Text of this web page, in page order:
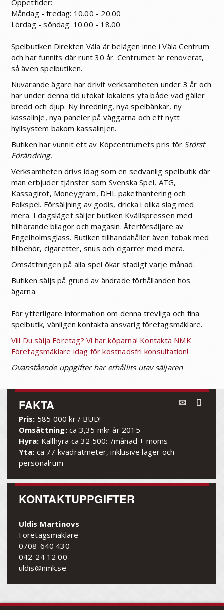
Öppettider:
Måndag - fredag: 10.00 - 20.00
Lördag - söndag: 10.00 - 18.00
Spelbutiken Direkten Väla är belägen inne i Väla Centrum
och har funnits där runt 30 år. Centrumet är renoverat,
så även spelbutiken.
Nuvarande ägare har drivit verksamheten under 3 år och
har under denna tid utökat lokalens yta både vad gäller
bredd och djup. Ny inredning, nya spelbänkar, ny
kassalinje, nya paneler på väggarna och ett nytt
hyllsystem bakom kassalinjen.
Butiken har vunnit ett av Köpcentrumets pris för Störst
Förändring.
Verksamheten drivs idag som en sedvanlig spelbutik där
man erbjuder tjänster som Svenska Spel, ATG,
Kassagirot, Moneygram, DHL pakethantering och
Folkspel. Försäljning av godis, dricka i olika slag med
mera. I dagsläget säljer butiken Kvällspressen med
tillhörande bilagor och magasin. Återförsäljare av
Engelholmsglass. Butiken tillhandahåller även tobak med
tillbehör, cigaretter, snus och cigarrer med mera.
Omsättningen på alla spel ökar stadigt varje månad.
Butiken säljs på grund av ändrade förhållanden hos
ägarna.
För ytterligare information om denna trevliga och fina
spelbutik, vänligen kontakta ansvarig företagsmäklare.
Vill Du sälja Företag? Vi har köparna! Kontakta NMK
Företagsmäklare idag för kostnadsfri konsultation!
Ovanstående uppgifter har erhållits utav säljaren
FAKTA
Pris: 585 000 kr / BUD!
Omsättning: ca 3,35 mkr år 2015
Hyra: Kallhyra ca 32 500:-/månad + moms
Yta: ca 77 kvadratmeter, inklusive lager och
personalrum
KONTAKTUPPGIFTER
Uldis Martinovs
Företagsmäklare
0708-640 430
042-24 12 00
uldis@nmk.se